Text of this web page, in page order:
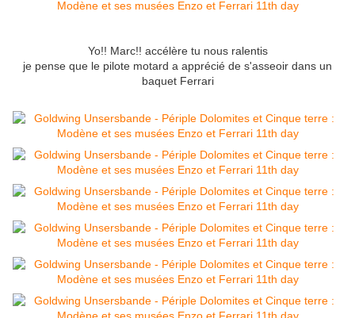
Yo!! Marc!! accélère tu nous ralentis
je pense que le pilote motard a apprécié de s'asseoir dans un
baquet Ferrari